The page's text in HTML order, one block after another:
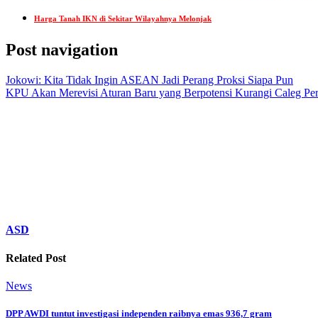
Harga Tanah IKN di Sekitar Wilayahnya Melonjak
Post navigation
Jokowi: Kita Tidak Ingin ASEAN Jadi Perang Proksi Siapa Pun
KPU Akan Merevisi Aturan Baru yang Berpotensi Kurangi Caleg
ASD
Related Post
News
DPP AWDI tuntut investigasi independen raibnya emas 936,7 gram